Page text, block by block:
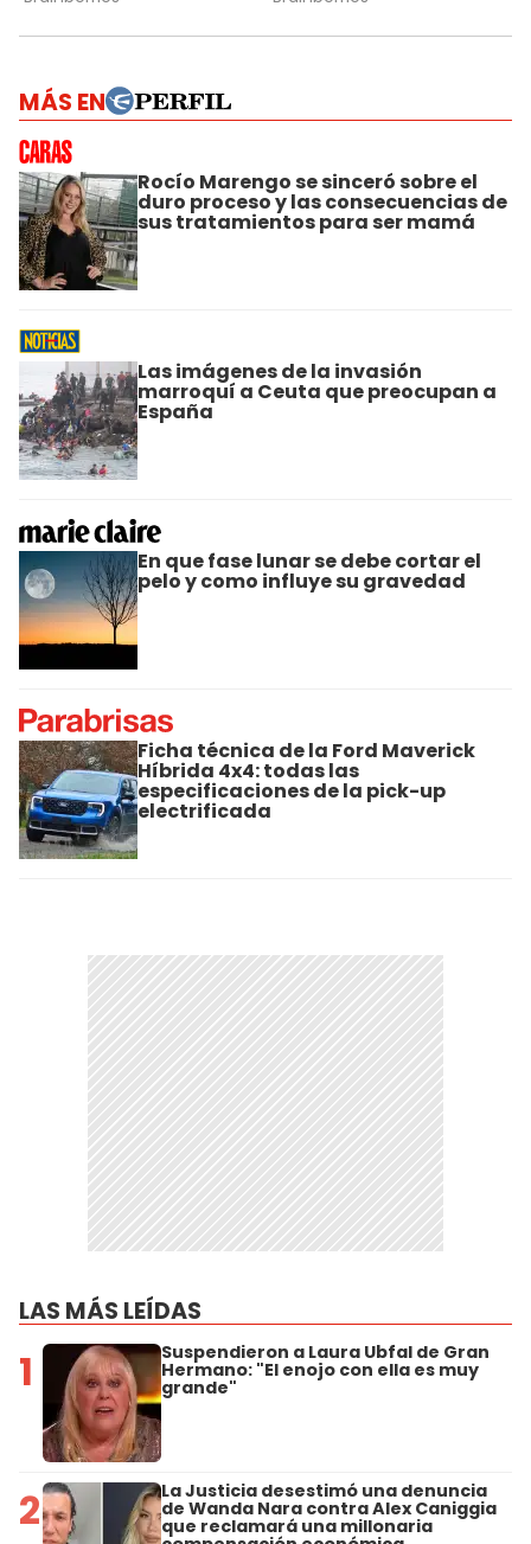
MÁS EN
Rocío Marengo se sinceró sobre el
duro proceso y las consecuencias de
sus tratamientos para ser mamá
Las imágenes de la invasión
marroquí a Ceuta que preocupan a
España
En que fase lunar se debe cortar el
pelo y como influye su gravedad
Ficha técnica de la Ford Maverick
Híbrida 4x4: todas las
especificaciones de la pick-up
electrificada
LAS MÁS LEÍDAS
1 Suspendieron a Laura Ubfal de Gran
Hermano: "El enojo con ella es muy
grande"
2 La Justicia desestimó una denuncia
de Wanda Nara contra Alex Caniggia
que reclamará una millonaria